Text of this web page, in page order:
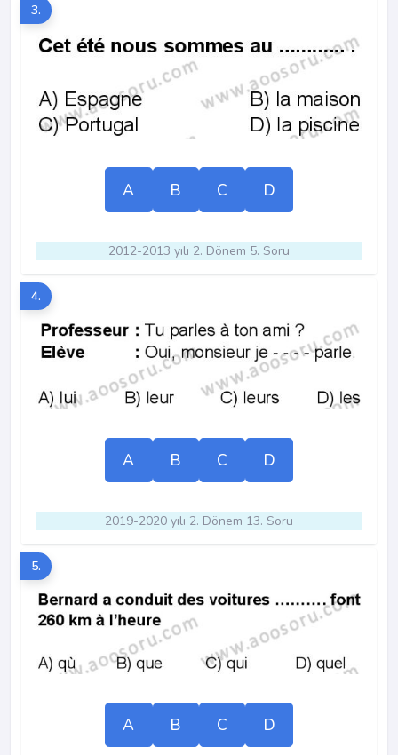
3.
A B C D
2012-2013 yılı 2. Dönem 5. Soru
4.
A B C D
2019-2020 yılı 2. Dönem 13. Soru
5.
A B C D